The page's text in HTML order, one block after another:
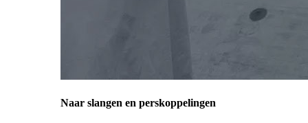
Naar slangen en perskoppelingen